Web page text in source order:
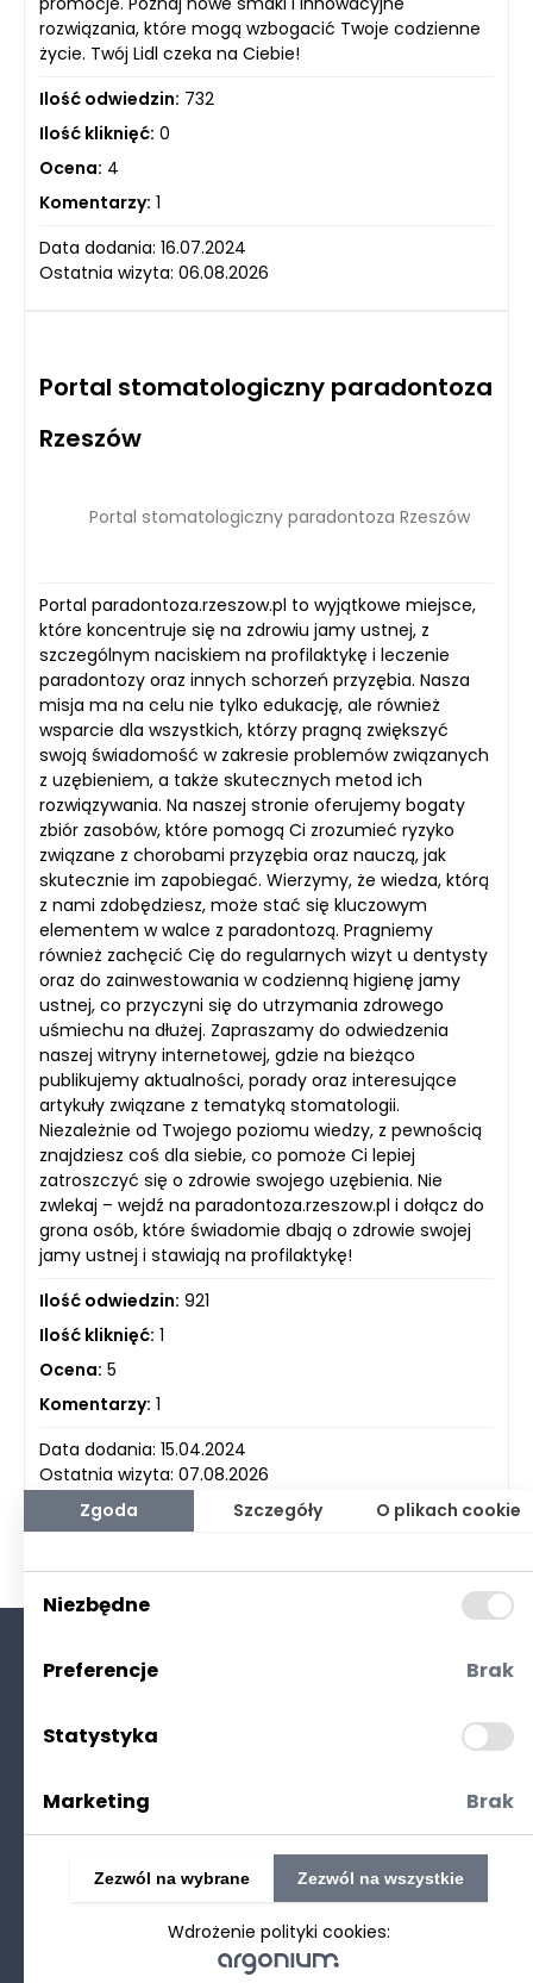
rozwiązania, które mogą wzbogacić Twoje codzienne
życie. Twój Lidl czeka na Ciebie!
Ilość odwiedzin: 732
Ilość kliknięć: 0
Ocena: 4
Komentarzy: 1
Data dodania: 16.07.2024
Ostatnia wizyta: 06.08.2026
Portal stomatologiczny paradontoza
Rzeszów
Portal stomatologiczny paradontoza Rzeszów
Portal paradontoza.rzeszow.pl to wyjątkowe miejsce,
które koncentruje się na zdrowiu jamy ustnej, z
szczególnym naciskiem na profilaktykę i leczenie
paradontozy oraz innych schorzeń przyzębia. Nasza
misja ma na celu nie tylko edukację, ale również
wsparcie dla wszystkich, którzy pragną zwiększyć
swoją świadomość w zakresie problemów związanych
z uzębieniem, a także skutecznych metod ich
rozwiązywania. Na naszej stronie oferujemy bogaty
zbiór zasobów, które pomogą Ci zrozumieć ryzyko
związane z chorobami przyzębia oraz nauczą, jak
skutecznie im zapobiegać. Wierzymy, że wiedza, którą
z nami zdobędziesz, może stać się kluczowym
elementem w walce z paradontozą. Pragniemy
również zachęcić Cię do regularnych wizyt u dentysty
oraz do zainwestowania w codzienną higienę jamy
ustnej, co przyczyni się do utrzymania zdrowego
uśmiechu na dłużej. Zapraszamy do odwiedzenia
naszej witryny internetowej, gdzie na bieżąco
publikujemy aktualności, porady oraz interesujące
artykuły związane z tematyką stomatologii.
Niezależnie od Twojego poziomu wiedzy, z pewnością
znajdziesz coś dla siebie, co pomoże Ci lepiej
zatroszczyć się o zdrowie swojego uzębienia. Nie
zwlekaj – wejdź na paradontoza.rzeszow.pl i dołącz do
grona osób, które świadomie dbają o zdrowie swojej
jamy ustnej i stawiają na profilaktykę!
Ilość odwiedzin: 921
Ilość kliknięć: 1
Ocena: 5
Komentarzy: 1
Data dodania: 15.04.2024
Ostatnia wizyta: 07.08.2026
Polityka prywatności
©2025 Realizacjastrony www: Technetium.pl
Zgoda Szczegóły O plikach cookie
Niezbędne
Preferencje Brak
Statystyka
Marketing Brak
Wdrożenie polityki cookies:
Zezwól na wybrane Zezwól na wszystkie